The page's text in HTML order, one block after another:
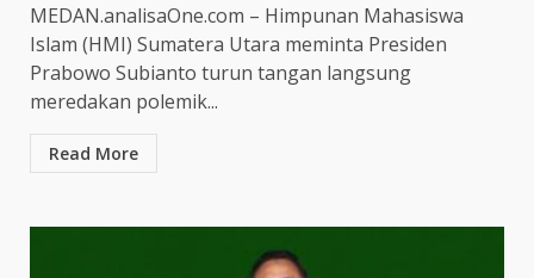
MEDAN.analisaOne.com – Himpunan Mahasiswa
Islam (HMI) Sumatera Utara meminta Presiden
Prabowo Subianto turun tangan langsung
meredakan polemik...
Read More